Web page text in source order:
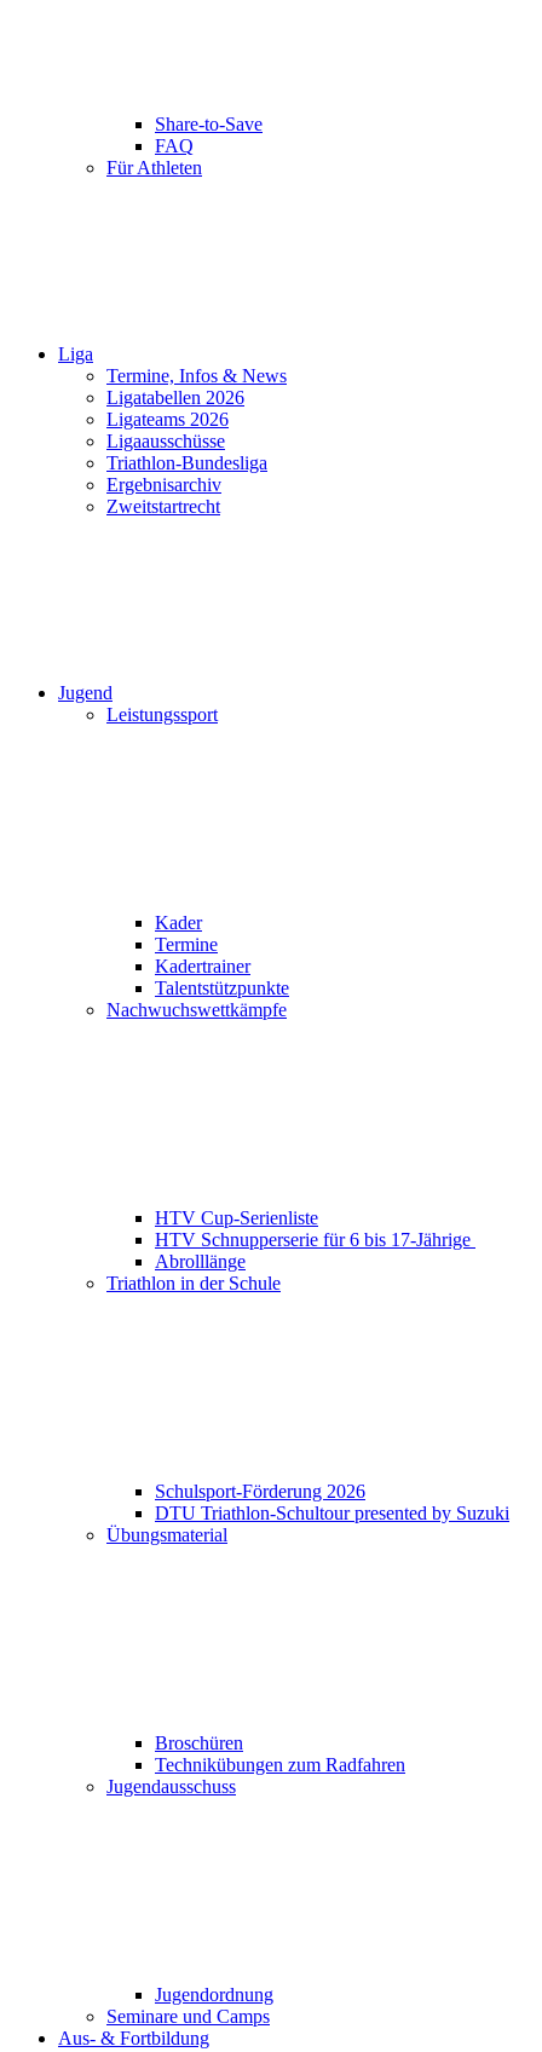
Share-to-Save
FAQ
Für Athleten
Liga
Termine, Infos & News
Ligatabellen 2026
Ligateams 2026
Ligaausschüsse
Triathlon-Bundesliga
Ergebnisarchiv
Zweitstartrecht
Jugend
Leistungssport
Kader
Termine
Kadertrainer
Talentstützpunkte
Nachwuchswettkämpfe
HTV Cup-Serienliste
HTV Schnupperserie für 6 bis 17-Jährige
Abrolllänge
Triathlon in der Schule
Schulsport-Förderung 2026
DTU Triathlon-Schultour presented by Suzuki
Übungsmaterial
Broschüren
Technikübungen zum Radfahren
Jugendausschuss
Jugendordnung
Seminare und Camps
Aus- & Fortbildung